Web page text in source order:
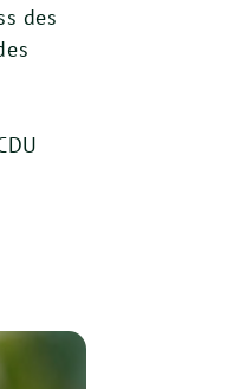
des